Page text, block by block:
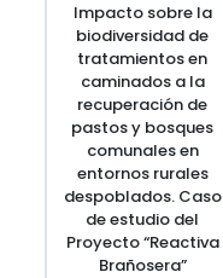
Impacto sobre la
biodiversidad de
tratamientos en
caminados a la
recuperación de
pastos y bosques
comunales en
entornos rurales
despoblados. Caso
de estudio del
Proyecto “Reactiva
Brañosera”